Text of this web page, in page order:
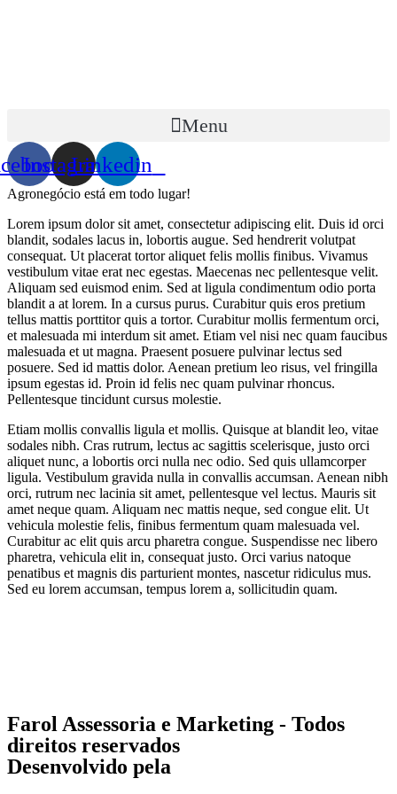
Menu
InstagramLinkedin
Agronegócio está em todo lugar!
Lorem ipsum dolor sit amet, consectetur adipiscing elit. Duis id orci
blandit, sodales lacus in, lobortis augue. Sed hendrerit volutpat
consequat. Ut placerat tortor aliquet felis mollis finibus. Vivamus
vestibulum vitae erat nec egestas. Maecenas nec pellentesque velit.
Aliquam sed euismod enim. Sed at ligula condimentum odio porta
blandit a at lorem. In a cursus purus. Curabitur quis eros pretium
tellus mattis porttitor quis a tortor. Curabitur mollis fermentum orci,
et malesuada mi interdum sit amet. Etiam vel nisi nec quam faucibus
malesuada et ut magna. Praesent posuere pulvinar lectus sed
posuere. Sed id mattis dolor. Aenean pretium leo risus, vel fringilla
ipsum egestas id. Proin id felis nec quam pulvinar rhoncus.
Pellentesque tincidunt cursus molestie.
Etiam mollis convallis ligula et mollis. Quisque at blandit leo, vitae
sodales nibh. Cras rutrum, lectus ac sagittis scelerisque, justo orci
aliquet nunc, a lobortis orci nulla nec odio. Sed quis ullamcorper
ligula. Vestibulum gravida nulla in convallis accumsan. Aenean nibh
orci, rutrum nec lacinia sit amet, pellentesque vel lectus. Mauris sit
amet neque quam. Aliquam nec mattis neque, sed congue elit. Ut
vehicula molestie felis, finibus fermentum quam malesuada vel.
Curabitur ac elit quis arcu pharetra congue. Suspendisse nec libero
pharetra, vehicula elit in, consequat justo. Orci varius natoque
penatibus et magnis dis parturient montes, nascetur ridiculus mus.
Sed eu lorem accumsan, tempus lorem a, sollicitudin quam.
Farol Assessoria e Marketing - Todos
direitos reservados
Desenvolvido pela